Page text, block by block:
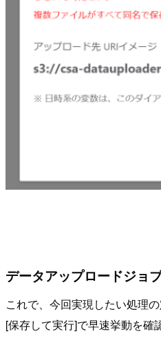
データアップロードジョ
これで、今回実現したい処理
[保存して実行]で早速挙動を確